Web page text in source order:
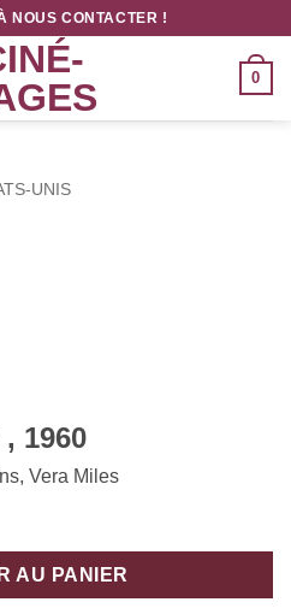
NOUS CONTACTER !
0
UNIS
1960
Vera Miles
AU PANIER